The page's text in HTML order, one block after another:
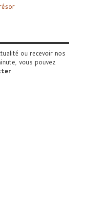
ou recevoir nos
vous pouvez